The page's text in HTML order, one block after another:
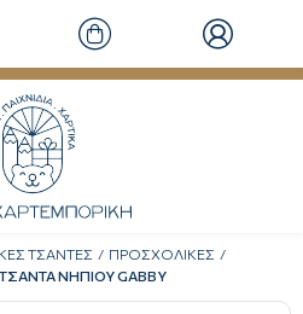
ΤΣΑΝΤΕΣ
ΠΡΟΣΧΟΛΙΚΕΣ
ΝΗΠΙΟΥ GABBY